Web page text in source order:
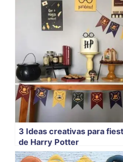
3 Ideas creativas para
de Harry Potter